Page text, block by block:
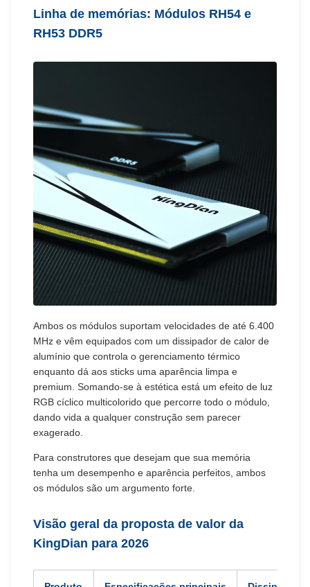
Linha de memórias: Módulos RH54 e
RH53 DDR5
Ambos os módulos suportam velocidades de até 6.400
MHz e vêm equipados com um dissipador de calor de
alumínio que controla o gerenciamento térmico
enquanto dá aos sticks uma aparência limpa e
premium. Somando-se à estética está um efeito de luz
RGB cíclico multicolorido que percorre todo o módulo,
dando vida a qualquer construção sem parecer
exagerado.
Para construtores que desejam que sua memória
tenha um desempenho e aparência perfeitos, ambos
os módulos são um argumento forte.
Visão geral da proposta de valor da
KingDian para 2026